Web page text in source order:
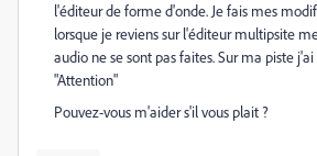
l'éditeur de forme d'onde. Je fais mes
lorsque je reviens sur l'éditeur multipsite
audio ne se sont pas faites. Sur ma piste
"Attention"
Pouvez-vous m'aider s'il vous plait ?